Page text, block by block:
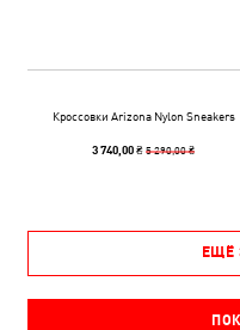
Кроссовки Arizona Nylon Sneakers
3 740,00 ₴5 290,00 ₴
ЕЩЁ